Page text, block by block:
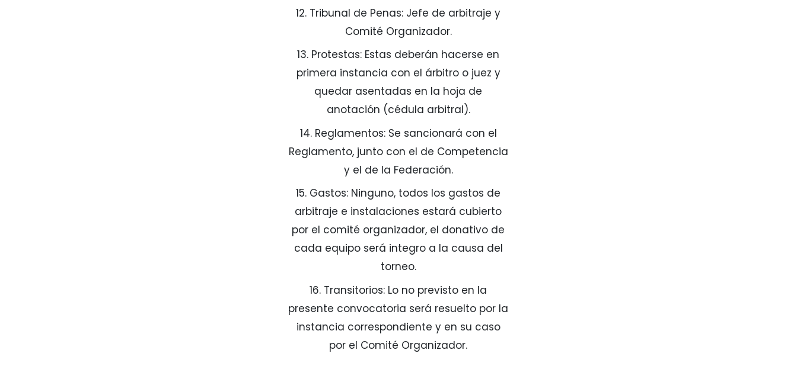
12. Tribunal de Penas: Jefe de arbitraje y
Comité Organizador.
13. Protestas: Estas deberán hacerse en
primera instancia con el árbitro o juez y
quedar asentadas en la hoja de
anotación (cédula arbitral).
14. Reglamentos: Se sancionará con el
Reglamento, junto con el de Competencia
y el de la Federación.
15. Gastos: Ninguno, todos los gastos de
arbitraje e instalaciones estará cubierto
por el comité organizador, el donativo de
cada equipo será integro a la causa del
torneo.
16. Transitorios: Lo no previsto en la
presente convocatoria será resuelto por la
instancia correspondiente y en su caso
por el Comité Organizador.